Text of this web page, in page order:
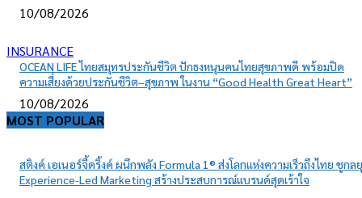
10/08/2026
INSURANCE
OCEAN LIFE ไทยสมุทรประกันชีวิต ปักธงหนุนคนไทยสุขภาพดี พร้อมปิด
ความเสี่ยงด้วยประกันชีวิต–สุขภาพ ในงาน “Good Health Great Heart”
10/08/2026
MOST POPULAR
สติงค์ เอเนอร์จี้ดริ้งค์ ผนึกพลัง Formula 1® ส่งโลกแห่งความเร็วถึงไทย ชูกล
Experience-Led Marketing สร้างประสบการณ์แบรนด์สุดเร้าใจ